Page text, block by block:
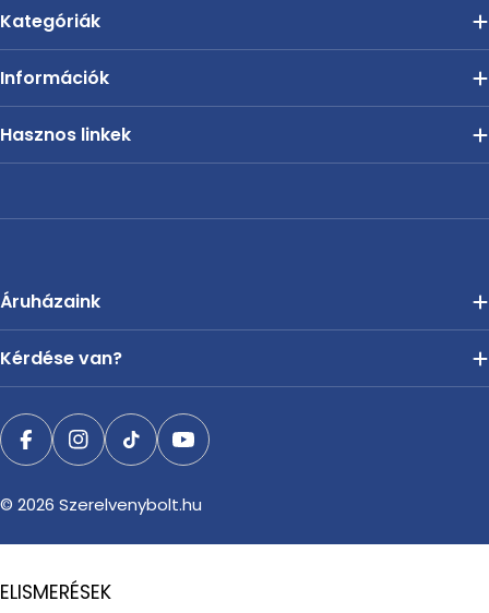
Kategóriák
Információk
Hasznos linkek
Áruházaink
Kérdése van?
FacebookInstagram
TikTokYouTube
© 2026 Szerelvenybolt.hu
ELISMERÉSEK